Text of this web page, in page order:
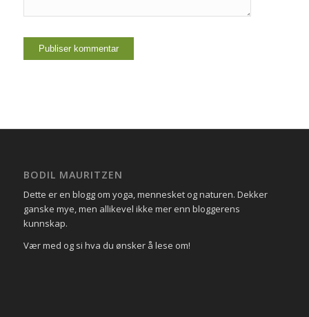
BODIL MAURITZEN
Dette er en blogg om yoga, mennesket og naturen. Dekker
ganske mye, men allikevel ikke mer enn bloggerens
kunnskap.
Vær med og si hva du ønsker å lese om!